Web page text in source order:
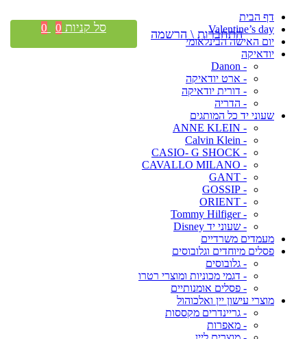
דף הבית
Valentine’s day
יום האישה הבינלאומי
יודאיקה
- Danon
- ארט יודאיקה
- דורית יודאיקה
- הדריה
שעוני יד כל המותגים
- ANNE KLEIN
- Calvin Klein
- CASIO- G SHOCK
- CAVALLO MILANO
- GANT
- GOSSIP
- ORIENT
- Tommy Hilfiger
- שעוני יד Disney
מעמדים משרדיים
פסלים מיוחדים וגלובוסים
- גלובוסים
- דגמי מכוניות ומוצרי רטרו
- פסלים אומנותיים
מוצרי עישון יין ואלכוהול
- גריינדרים מקססות
- מאפרות
התחברות \ הרשמה סל קניות 0
0